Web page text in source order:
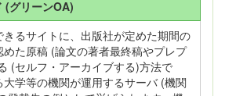
(グリーンOA)
るサイトに、出版社が定めた期間の
た原稿 (論文の著者最終稿やプレプ
(セルフ・アーカイブする)方法で
学等の機関が運用するサーバ (機関